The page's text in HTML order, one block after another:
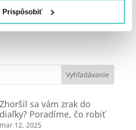
Prispôsobiť
Zhoršil sa vám zrak do
diaľky? Poradíme, čo robiť
mar 12, 2025